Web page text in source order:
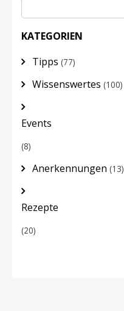
KATEGORIEN
Tipps (77)
Wissenswertes (100)
Events
(8)
Anerkennungen (13)
Rezepte
(20)